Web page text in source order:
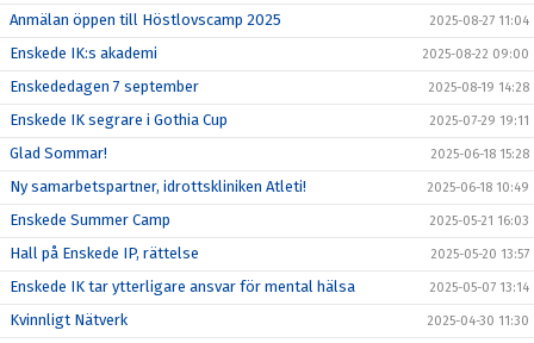
Anmälan öppen till Höstlovscamp 2025 2025-08-27 11:04
Enskede IK:s akademi 2025-08-22 09:00
Enskededagen 7 september 2025-08-19 14:28
Enskede IK segrare i Gothia Cup 2025-07-29 19:11
Glad Sommar! 2025-06-18 15:28
Ny samarbetspartner, idrottskliniken Atleti! 2025-06-18 10:49
Enskede Summer Camp 2025-05-21 16:03
Hall på Enskede IP, rättelse 2025-05-20 13:57
Enskede IK tar ytterligare ansvar för mental hälsa 2025-05-07 13:14
Kvinnligt Nätverk 2025-04-30 11:30